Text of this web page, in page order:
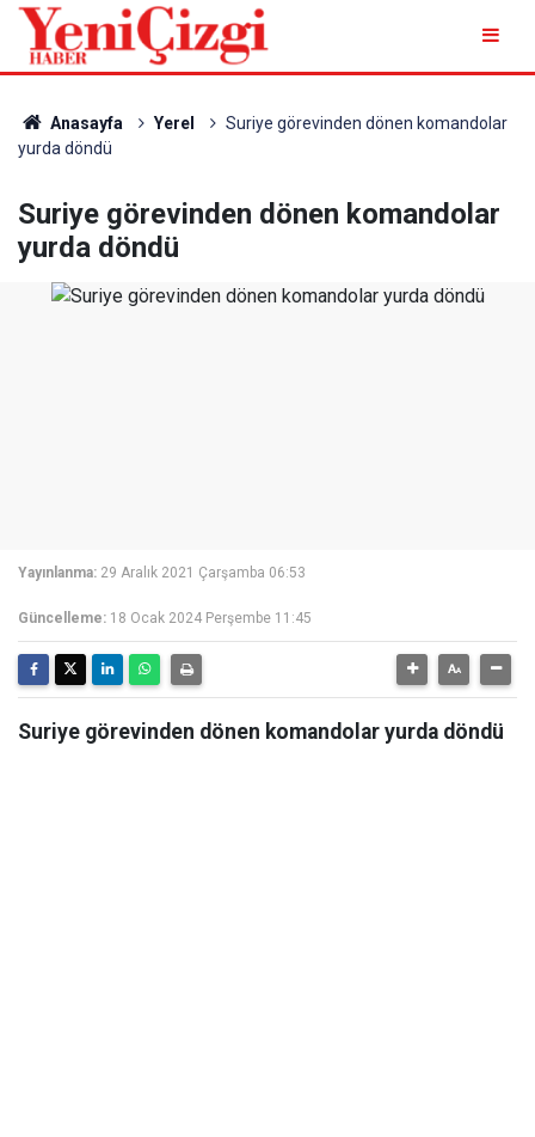
Anasayfa Yerel
Suriye görevinden dönen komandolar
yurda döndü
Suriye görevinden dönen komandolar
yurda döndü
Yayınlanma: 29 Aralık 2021 Çarşamba 06:53
Güncelleme: 18 Ocak 2024 Perşembe 11:45
Suriye görevinden dönen komandolar yurda döndü